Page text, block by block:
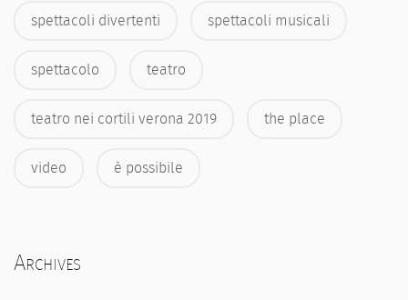
spettacoli divertenti spettacoli musicali
spettacolo teatro
teatro nei cortili verona 2019 the place
video è possibile
Archives